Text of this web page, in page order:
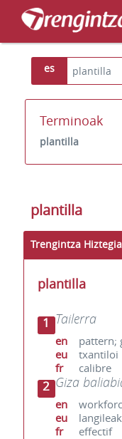
es
Terminoak
plantilla
plantilla
Trengintza Hiztegia
plantilla
1 Tailerra
en
pattern;
eu
txantiloi
fr
calibre
2 Giza
en
eu
langileak
fr
effectif